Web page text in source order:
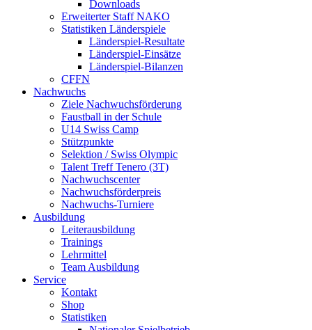
Downloads
Erweiterter Staff NAKO
Statistiken Länderspiele
Länderspiel-Resultate
Länderspiel-Einsätze
Länderspiel-Bilanzen
CFFN
Nachwuchs
Ziele Nachwuchsförderung
Faustball in der Schule
U14 Swiss Camp
Stützpunkte
Selektion / Swiss Olympic
Talent Treff Tenero (3T)
Nachwuchscenter
Nachwuchsförderpreis
Nachwuchs-Turniere
Ausbildung
Leiterausbildung
Trainings
Lehrmittel
Team Ausbildung
Service
Kontakt
Shop
Statistiken